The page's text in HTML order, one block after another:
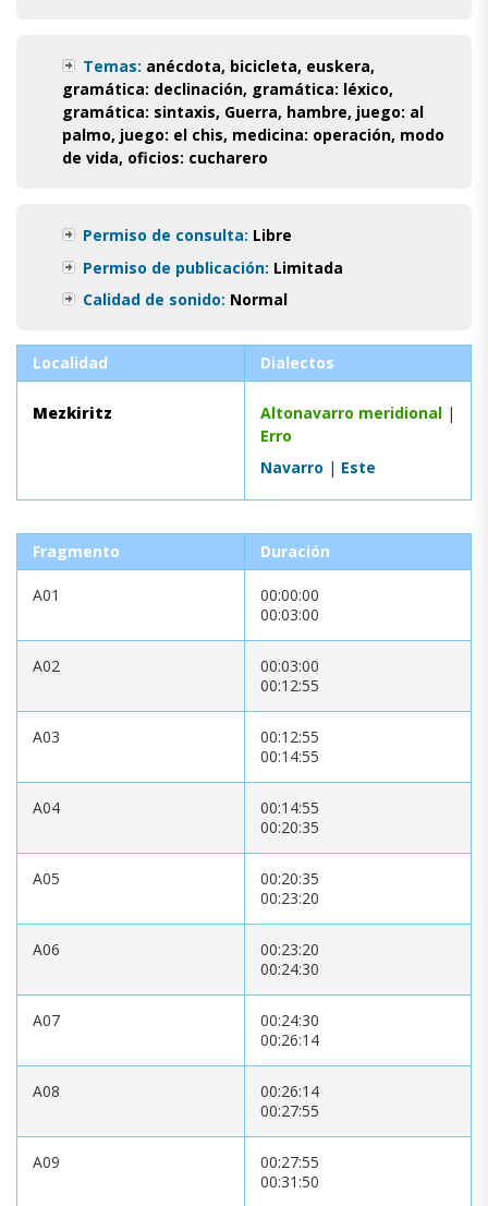
Temas: anécdota, bicicleta, euskera,
gramática: declinación, gramática: léxico,
gramática: sintaxis, Guerra, hambre, juego: al
palmo, juego: el chis, medicina: operación, modo
de vida, oficios: cucharero
Permiso de consulta: Libre
Permiso de publicación: Limitada
Calidad de sonido: Normal
Localidad Dialectos
Mezkiritz Altonavarro meridional |
Erro
Navarro | Este
Fragmento Duración
A01
00:00:00
00:03:00
A02
00:03:00
00:12:55
A03
00:12:55
00:14:55
A04
00:14:55
00:20:35
A05
00:20:35
00:23:20
A06
00:23:20
00:24:30
A07
00:24:30
00:26:14
A08
00:26:14
00:27:55
A09
00:27:55
00:31:50